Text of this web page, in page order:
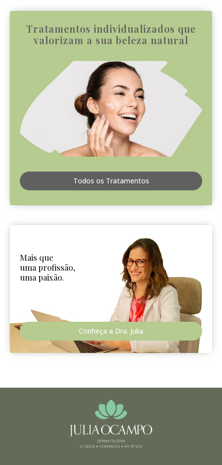
Tratamentos individualizados que
valorizam a sua beleza natural
Todos os Tratamentos
Mais que
uma profissão,
uma paixão.
Conheça a Dra. Julia